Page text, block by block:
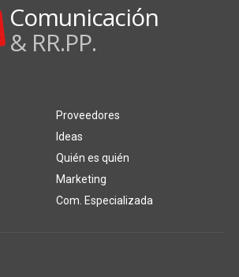
Comunicación
& RR.PP.
Proveedores
Ideas
Quién es quién
Marketing
Com. Especializada